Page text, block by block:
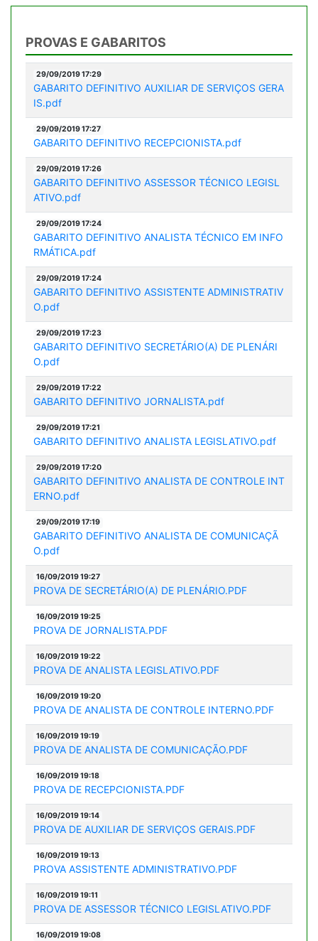
PROVAS E GABARITOS
29/09/2019 17:29
GABARITO DEFINITIVO AUXILIAR DE SERVIÇOS GERA
IS.pdf
29/09/2019 17:27
GABARITO DEFINITIVO RECEPCIONISTA.pdf
29/09/2019 17:26
GABARITO DEFINITIVO ASSESSOR TÉCNICO LEGISL
ATIVO.pdf
29/09/2019 17:24
GABARITO DEFINITIVO ANALISTA TÉCNICO EM INFO
RMÁTICA.pdf
29/09/2019 17:24
GABARITO DEFINITIVO ASSISTENTE ADMINISTRATIV
O.pdf
29/09/2019 17:23
GABARITO DEFINITIVO SECRETÁRIO(A) DE PLENÁRI
O.pdf
29/09/2019 17:22
GABARITO DEFINITIVO JORNALISTA.pdf
29/09/2019 17:21
GABARITO DEFINITIVO ANALISTA LEGISLATIVO.pdf
29/09/2019 17:20
GABARITO DEFINITIVO ANALISTA DE CONTROLE INT
ERNO.pdf
29/09/2019 17:19
GABARITO DEFINITIVO ANALISTA DE COMUNICAÇÃ
O.pdf
16/09/2019 19:27
PROVA DE SECRETÁRIO(A) DE PLENÁRIO.PDF
16/09/2019 19:25
PROVA DE JORNALISTA.PDF
16/09/2019 19:22
PROVA DE ANALISTA LEGISLATIVO.PDF
16/09/2019 19:20
PROVA DE ANALISTA DE CONTROLE INTERNO.PDF
16/09/2019 19:19
PROVA DE ANALISTA DE COMUNICAÇÃO.PDF
16/09/2019 19:18
PROVA DE RECEPCIONISTA.PDF
16/09/2019 19:14
PROVA DE AUXILIAR DE SERVIÇOS GERAIS.PDF
16/09/2019 19:13
PROVA ASSISTENTE ADMINISTRATIVO.PDF
16/09/2019 19:11
PROVA DE ASSESSOR TÉCNICO LEGISLATIVO.PDF
16/09/2019 19:08